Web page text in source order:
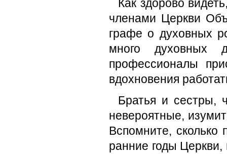
Как здорово
членами Церкви
графе о духовных
много духовных
профессионалы
вдохновения
Братья и сестры,
невероятные,
Вспомните, сколько
ранние годы Церкви,